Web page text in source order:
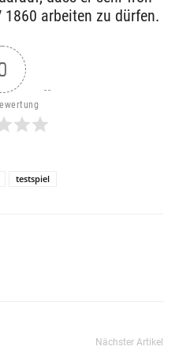
arbeiten zu dürfen.
testspiel
Nächster Artikel